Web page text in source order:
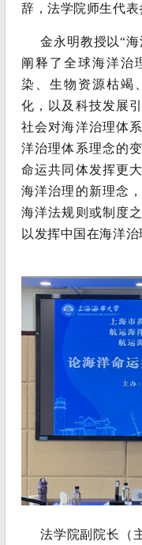
辞，法学院师生代表
金永明教授以“
阐释了全球海洋治
染、生物资源枯竭
化，以及科技发展
社会对海洋治理体
洋治理体系理念的
命运共同体发挥更
海洋治理的新理念
海洋法规则或制度
以发挥中国在海洋治
法学院副院长（